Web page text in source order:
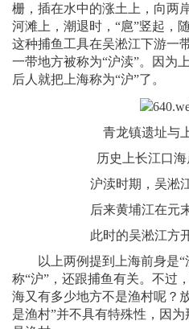
栅，插在水中的涨土上，向两
河滩上，潮退时，“扈”竖起，
这种捕鱼工具在吴淞江下游一
一带地方被称为“沪渎”。因为
后人就把上海称为“沪”了。
青龙镇遗址与
历史上长江口
沪渎时期，吴淞
后来黄埔江在元
此时的吴淞江方
以上两例提到上海前身是“
称“沪”，还跟捕鱼有关。不过
海又有多少地方不是渔村呢？
是渔村”并不具有特殊性，因